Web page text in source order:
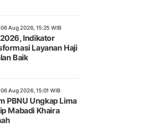
Aug 2026, 15:25 WIB
2026, Indikator
Layanan Haji
Baik
Aug 2026, 15:01 WIB
PBNU Ungkap Lima
Mabadi Khaira